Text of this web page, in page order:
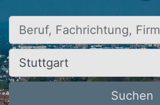
Beruf, Fachrichtung, Firma
Ort, Stadt
Suchen